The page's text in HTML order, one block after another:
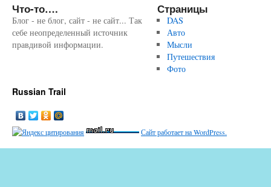
Что-то….
Блог - не блог, сайт - не сайт... Так
себе неопределенный источник
правдивой информации.
Страницы
DAS
Авто
Мысли
Путешествия
Фото
Russian Trail
Сайт работает на WordPress.